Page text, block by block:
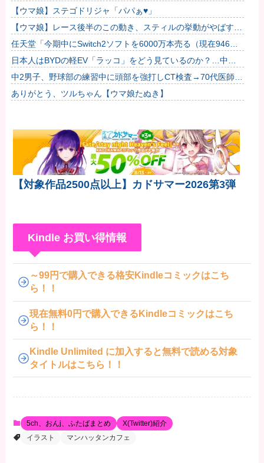
【ウマ娘】ステゴドリジャ「パパぁ♥」
【ウマ娘】レース後半のこの動き、スティルの挙動がやばすぎ
る。他
任天堂「今期中にSwitch2ソフトを6000万本売る（現在946万
本達成）」他
日本人はBYDの軽EV「ラッコ」をどう見ているのか？…中国
メディア！
中2男子、野球部の練習中に頭部を強打しCT検査→70代医師
「問題ないです」→他人のCT画像で中学生死亡
ありがとう、ツルちゃん【ウマ娘たぬき】
【対象作品2500点以上】カドサマー2026第3弾
Kindle お買い得情報
～99円で購入できる格安Kindleコミックはこち
ら！！
現在無料0円で購入できるKindleコミックはこち
ら！！
Kindle Unlimited に加入すると無料で読める対象
タイトルはこちら！！
5ch、おんj、ふたばまとめ
X(Twitter)紹介
イラスト
マンハッタンカフェ